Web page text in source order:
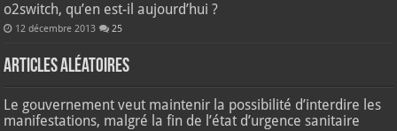
o2switch, qu’en est-il aujourd’hui ?
12 décembre 2013 25
Articles aléatoires
Le gouvernement veut maintenir la possibilité d’interdire les
manifestations, malgré la fin de l’état d’urgence sanitaire